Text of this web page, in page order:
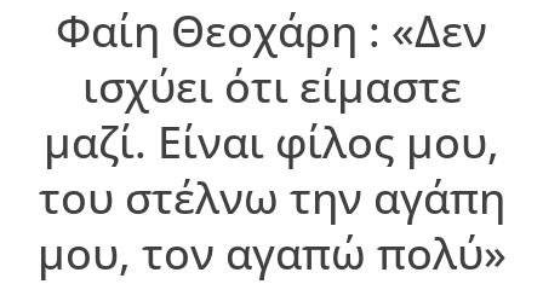
Φαίη Θεοχάρη : «Δεν
ισχύει ότι είμαστε
μαζί. Είναι φίλος μου,
του στέλνω την αγάπη
μου, τον αγαπώ πολύ»